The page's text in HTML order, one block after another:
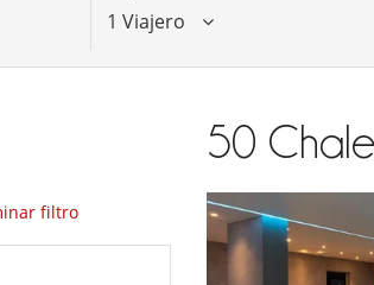
1 Viajero
filtro
50